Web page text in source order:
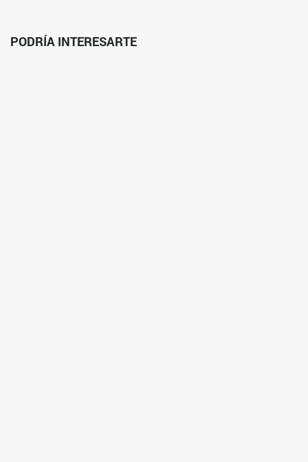
PODRÍA INTERESARTE